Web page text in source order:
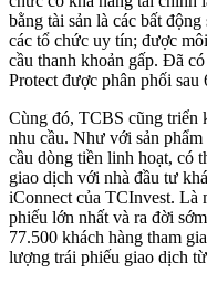
bằng tài sản là các bất
các tổ chức uy tín; được
cầu thanh khoản gấp. Đã
Protect được phân phối
Cùng đó, TCBS cũng triển
nhu cầu. Như với sản
cầu dòng tiền linh hoạt, có
giao dịch với nhà đầu tư
iConnect của TCInvest. Là
phiếu lớn nhất và ra đời
77.500 khách hàng tham
lượng trái phiếu giao dịch